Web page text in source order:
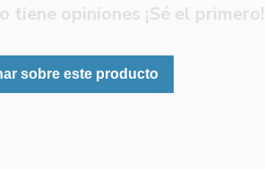
tiene opiniones ¡Sé el primero!
sobre este producto